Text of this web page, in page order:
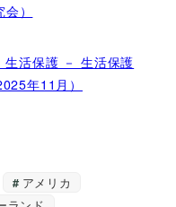
）
活保護 － 生活保護
年11月）
アメリカ